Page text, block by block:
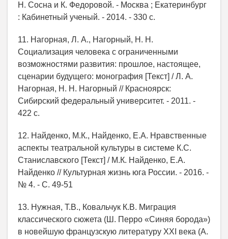
Н. Сосна и К. Федоровой. - Москва ; Екатеринбург
: Кабинетный ученый. - 2014. - 330 с.
11. Нагорная, Л. А., Нагорный, Н. Н.
Социализация человека с ограниченными
возможностями развития: прошлое, настоящее,
сценарии будущего: монография [Текст] / Л. А.
Нагорная, Н. Н. Нагорный // Красноярск:
Сибирский федеральный университет. - 2011. -
422 с.
12. Найденко, М.К., Найденко, Е.А. Нравственные
аспекты театральной культуры в системе К.С.
Станиславского [Текст] / М.К. Найденко, Е.А.
Найденко // Культурная жизнь юга России. - 2016. -
№ 4. - С. 49-51
13. Нужная, Т.В., Ковальчук К.В. Миграция
классического сюжета (Ш. Перро «Синяя борода»)
в новейшую французскую литературу XXI века (А.